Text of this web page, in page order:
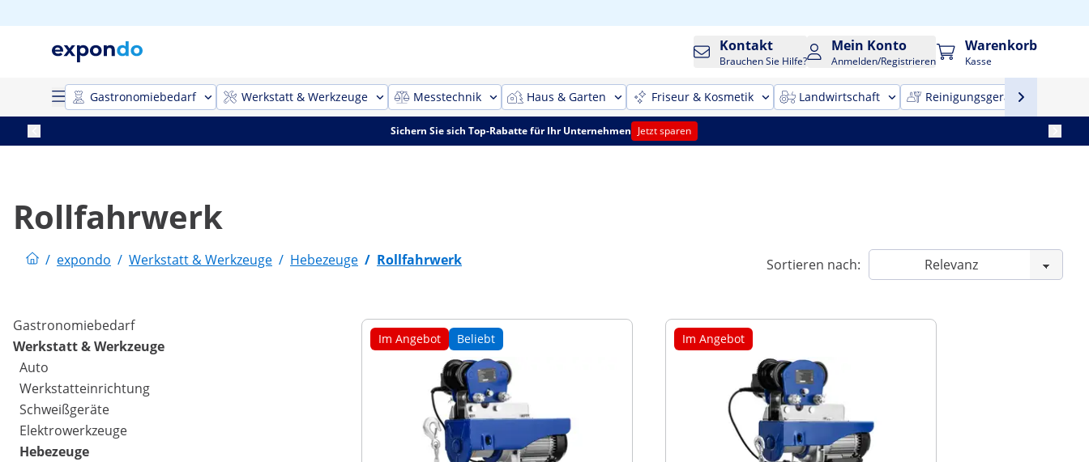
Kontakt
Brauchen Sie Hilfe?
Mein Konto
Anmelden/Registrieren
Warenkorb
Kasse
Gastronomiebedarf Werkstatt & Werkzeuge Messtechnik Haus & Garten Friseur & Kosmetik Landwirtschaft Reinigungsgeräte
Sichern Sie sich Top-Rabatte für Ihr Unternehmen Jetzt sparen
Rollfahrwerk
/ expondo / Werkstatt & Werkzeuge / Hebezeuge / Rollfahrwerk Sortieren nach:
Gastronomiebedarf
Werkstatt & Werkzeuge
Auto
Werkstatteinrichtung
Schweißgeräte
Elektrowerkzeuge
Hebezeuge
Im Angebot Beliebt Im Angebot